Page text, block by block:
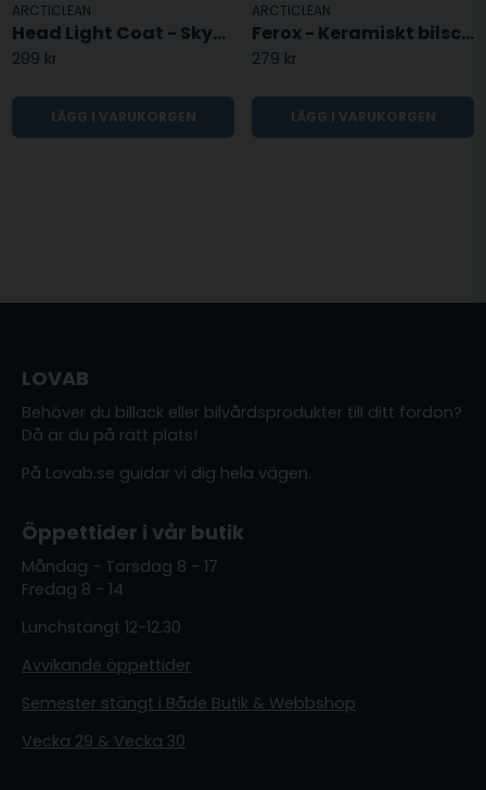
ARCTICLEAN
Head Light Coat - Skydd för Strålkastare - 10ML
299 kr
LÄGG I VARUKORGEN
ARCTICLEAN
Ferox - Keramiskt bilschampo
279 kr
LÄGG I VARUKORGEN
LOVAB
Behöver du billack eller bilvårdsprodukter till ditt fordon?
Då är du på rätt plats!
På Lovab.se guidar vi dig hela vägen.
Öppettider i vår butik
Måndag - Torsdag 8 - 17
Fredag 8 - 14
Lunchstängt 12-12.30
Avvikande öppettider
Semester stängt i Både Butik & Webbshop
Vecka 29 & Vecka 30